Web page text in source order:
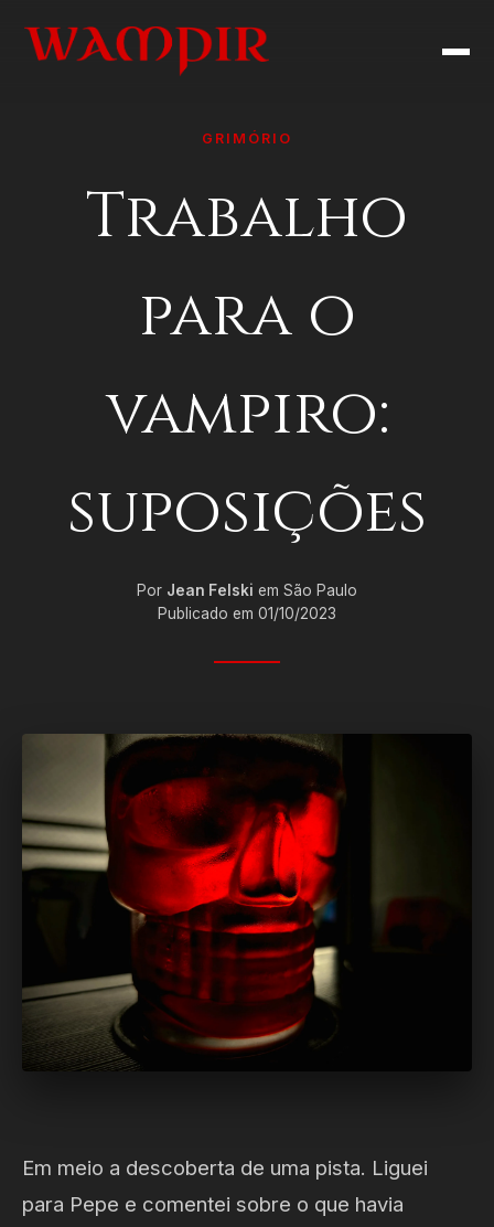
GRIMÓRIO
Trabalho
para o
vampiro:
suposições
Por Jean Felski em São Paulo
Publicado em 01/10/2023
Em meio a descoberta de uma pista. Liguei
para Pepe e comentei sobre o que havia